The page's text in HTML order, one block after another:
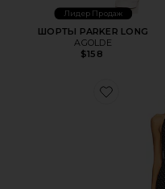
Лидер Продаж
ШОРТЫ PARKER LONG
AGOLDE
$158
Favorite